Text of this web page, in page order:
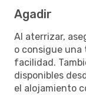
Agadir
Al aterrizar,
o consigue una
facilidad.
disponibles
el alojamiento